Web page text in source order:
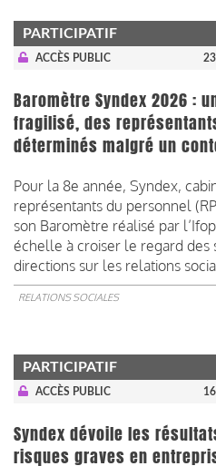
PARTICIPATIF
ACCÈS PUBLIC
Baromètre Syndex 2026 :
fragilisé, des
déterminés malgré un
Pour la 8e année, Syndex,
représentants du personnel
son Baromètre réalisé par
échelle à croiser le regard des
directions sur les relations
RELATIONS SOCIALES
PARTICIPATIF
ACCÈS PUBLIC
Syndex dévoile les
risques graves en